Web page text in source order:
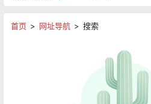
首页 > 网址导航 > 搜索